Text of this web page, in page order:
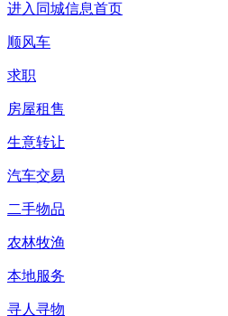
进入同城信息首页
顺风车
求职
房屋租售
生意转让
汽车交易
二手物品
农林牧渔
本地服务
寻人寻物